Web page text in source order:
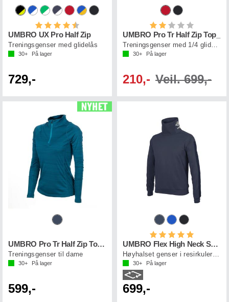
Karakter:
UMBRO UX Pro Half Zip
Treningsgenser med glidelås
30+ På lager
729,-
Karakter:
UMBRO Pro Tr Half Zip Top_
Treningsgenser med 1/4 glidelås
30+ På lager
210,- Veil. 699,-
UMBRO Pro Tr Half Zip Top W
Treningsgenser til dame
30+ På lager
599,-
Karakter:
UMBRO Flex High Neck Sweat J
Høyhalset genser i resirkulert polyester
30+ På lager
699,-